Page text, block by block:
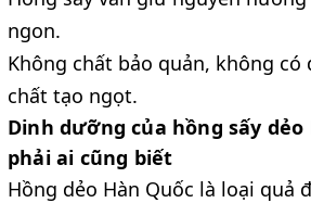
ngon.
Không chất bảo quản, không có
chất tạo ngọt.
Dinh dưỡng của hồng sấy dẻo
phải ai cũng biết
Hồng dẻo Hàn Quốc là loại quả